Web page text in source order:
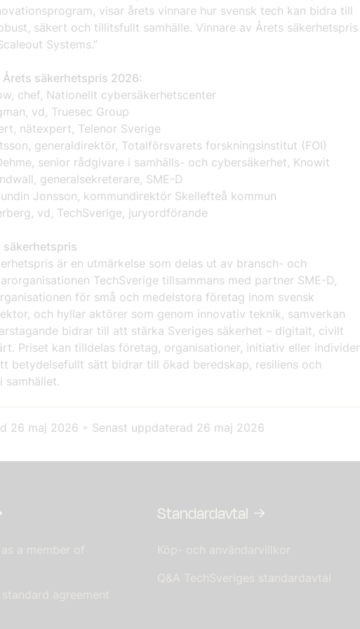
visar årets vinnare hur svensk tech kan bidra till
säkert och tillitsfullt samhälle. Vinnare av Årets säkerhetspris
Systems.”
säkerhetspris 2026:
chef, Nationellt cybersäkerhetscenter
vd, Truesec Group
nätexpert, Telenor Sverige
generaldirektör, Totalförsvarets forskningsinstitut (FOI)
senior rådgivare i samhälls- och cybersäkerhet, Knowit
generalsekreterare, SME-D
Jonsson, kommundirektör Skellefteå kommun
vd, TechSverige, juryordförande
säkerhetspris
är en utmärkelse som delas ut av bransch- och
TechSverige tillsammans med partner SME-D,
för små och medelstora företag inom svensk
och hyllar aktörer som genom innovativ teknik, samverkan
bidrar till att stärka Sveriges säkerhet – digitalt, civilt
Priset kan tilldelas företag, organisationer, initiativ eller individer
betydelsefullt sätt bidrar till ökad beredskap, resiliens och
samhället.
26 maj 2026 • Senast uppdaterad 26 maj 2026
a member of
standard agreement
Standardavtal
Köp- och användarvillkor
Q&A TechSveriges standardavtal